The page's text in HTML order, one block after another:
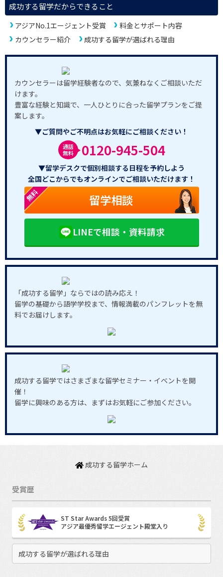
成功する留学だからできること
アジアNo.1エージェント受賞
料金とサポート内容
カウンセラー紹介
成功する留学が選ばれる理由
カウンセラーは留学経験者なので、気兼ねなくご相談いただ
けます。
豊富な経験と知識で、一人ひとりに合った留学プランをご提
案します。
▼ご質問やご不明点はお気軽にご相談ください！
通話
無料
0120-945-504
▼留学デスクで個別相談する日程を予約しよう
全国どこからでもオンラインでご相談いただけます！
無料 留学相談
LINEで相談・資料請求
「成功する留学」ならではの読み応え！
留学の基礎から語学学校まで、情報満載のパンフレットを無
料でお届けします。
成功する留学ではさまざまな留学セミナー・イベントを開
催！
留学に興味のある方は、まずはお気軽にご参加ください。
成功する留学ホーム
受賞歴
ST Star Awards 5回受賞
アジア最優秀留学エージェント殿堂入り
成功する留学が選ばれる理由